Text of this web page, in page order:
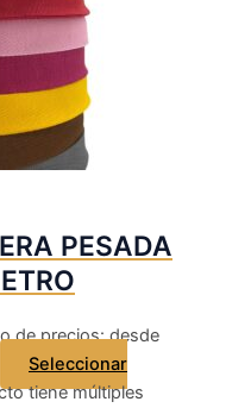
PESADA
de precios: desde
Seleccionar
tiene múltiples